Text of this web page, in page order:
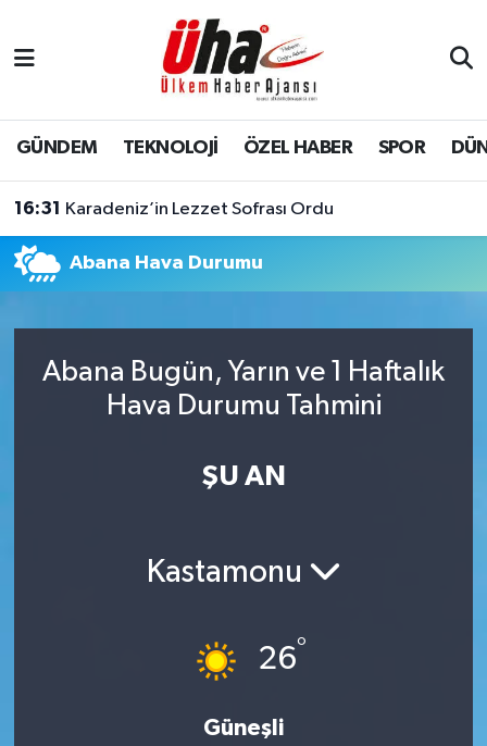
GÜNDEM TEKNOLOJİ ÖZEL HABER SPOR
16:31 Karadeniz’in Lezzet Sofrası Ordu
Abana Hava Durumu
Abana Bugün, Yarın ve 1 Haftalık
Hava Durumu Tahmini
ŞU AN
Kastamonu
26°
Güneşli
İstanbul Nöbetçi Eczaneler
İstanbul Hava Durumu
Tüm Manşetler
Son Dakika Haberleri